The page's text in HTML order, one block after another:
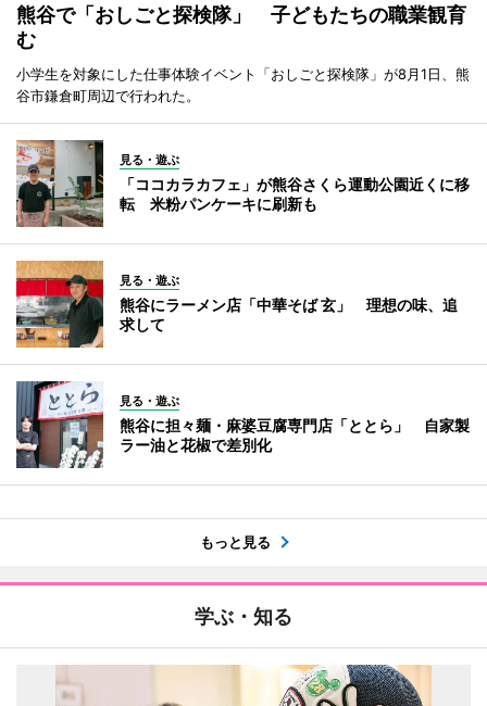
熊谷で「おしごと探検隊」 子どもたちの職業観育
む
小学生を対象にした仕事体験イベント「おしごと探検隊」が8月1日、熊
谷市鎌倉町周辺で行われた。
見る・遊ぶ
「ココカラカフェ」が熊谷さくら運動公園近くに移
転 米粉パンケーキに刷新も
見る・遊ぶ
熊谷にラーメン店「中華そば 玄」 理想の味、追
求して
見る・遊ぶ
熊谷に担々麺・麻婆豆腐専門店「ととら」 自家製
ラー油と花椒で差別化
もっと見る
学ぶ・知る